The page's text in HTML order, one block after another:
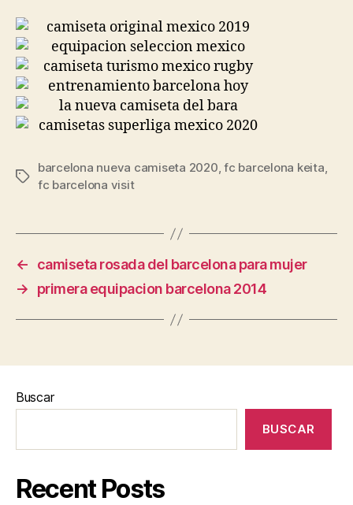
Etiquetas
barcelona nueva camiseta 2020,fc barcelona keita,
fc barcelona visit
←
camiseta rosada del barcelona para mujer
→
primera equipacion barcelona 2014
Buscar
BUSCAR
Recent Posts